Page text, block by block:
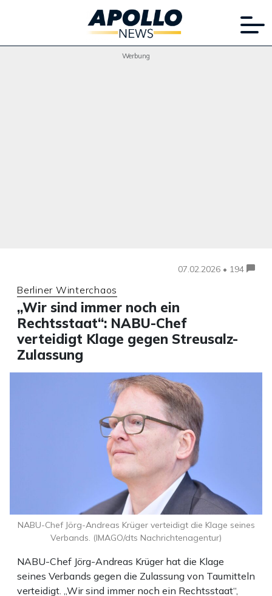
Werbung
07.02.2026 • 194
Berliner Winterchaos
„Wir sind immer noch ein
Rechtsstaat“: NABU-Chef
verteidigt Klage gegen Streusalz-
Zulassung
NABU-Chef Jörg-Andreas Krüger hat die Klage
seines Verbands gegen die Zulassung von Taumitteln
verteidigt. „Wir sind immer noch ein Rechtsstaat“,
NABU-Chef Jörg-Andreas Krüger verteidigt die Klage seines
Verbands. (IMAGO/dts Nachrichtenagentur)